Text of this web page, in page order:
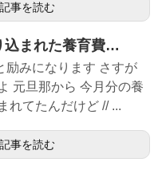
記事を読む
込まれた養育費…
みになります さすが
元旦那から 今月分の養
れてたんだけど // ...
記事を読む